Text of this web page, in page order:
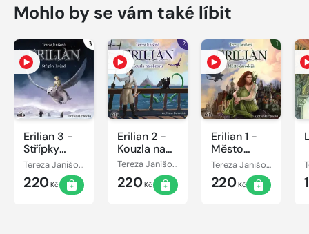
Mohlo by se vám také líbit
Erilian 3 -
Střípky
hvězd
Tereza Janišová
220Kč
Erilian 2 -
Kouzla na
obzoru
Tereza Janišová
220Kč
Erilian 1 -
Město
čarodějů
Tereza Janišová
220Kč